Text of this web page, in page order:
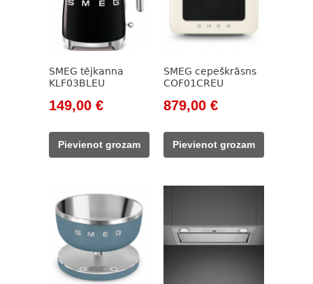
SMEG tējkanna
KLF03BLEU
Original
was:
171,00 €.
149,00 €Current
149,00 €.
Pievienot grozam
SMEG cepeškrāsns
COF01CREU
Original
was:
999,00 €.
879,00 €Current
879,00 €.
Pievienot grozam